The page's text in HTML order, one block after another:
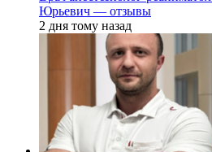
Юрьевич — отзывы
2 дня тому назад